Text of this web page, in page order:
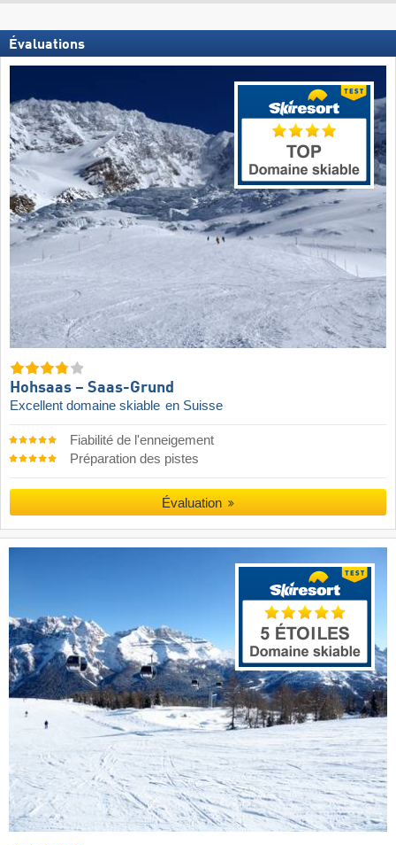
Évaluations
Hohsaas – Saas-Grund
Excellent domaine skiable en Suisse
Fiabilité de l'enneigement
Préparation des pistes
Évaluation